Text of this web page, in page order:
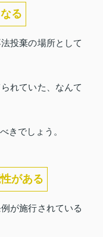
る
投棄の場所として
れていた、なんて
きでしょう。
がある
が施行されている